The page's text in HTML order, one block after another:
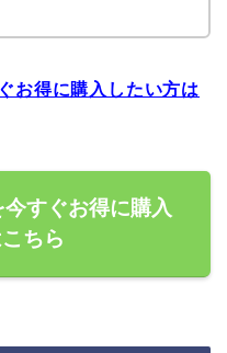
お得に購入したい方は
すぐお得に購入
ちら